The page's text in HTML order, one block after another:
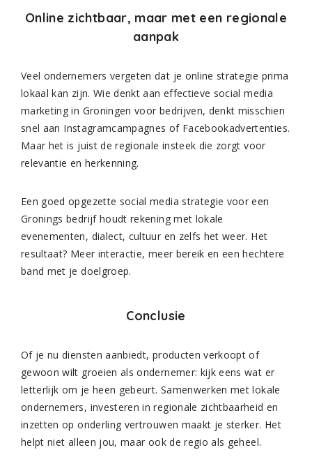
Online zichtbaar, maar met een regionale
aanpak
Veel ondernemers vergeten dat je online strategie prima
lokaal kan zijn. Wie denkt aan effectieve social media
marketing in Groningen voor bedrijven, denkt misschien
snel aan Instagramcampagnes of Facebookadvertenties.
Maar het is juist de regionale insteek die zorgt voor
relevantie en herkenning.
Een goed opgezette social media strategie voor een
Gronings bedrijf houdt rekening met lokale
evenementen, dialect, cultuur en zelfs het weer. Het
resultaat? Meer interactie, meer bereik en een hechtere
band met je doelgroep.
Conclusie
Of je nu diensten aanbiedt, producten verkoopt of
gewoon wilt groeien als ondernemer: kijk eens wat er
letterlijk om je heen gebeurt. Samenwerken met lokale
ondernemers, investeren in regionale zichtbaarheid en
inzetten op onderling vertrouwen maakt je sterker. Het
helpt niet alleen jou, maar ook de regio als geheel.